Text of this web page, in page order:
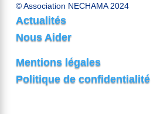
© Association NECHAMA 2024
Actualités
Nous Aider
Mentions légales
Politique de confidentialité